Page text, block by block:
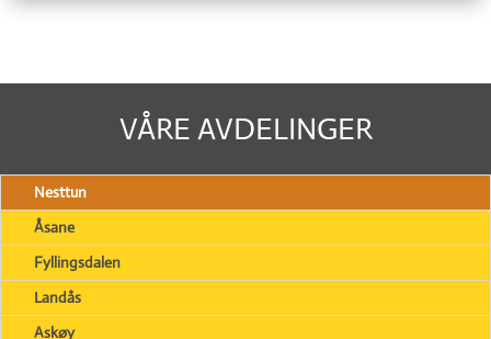
VÅRE AVDELINGER
Nesttun
Åsane
Fyllingsdalen
Landås
Askøy